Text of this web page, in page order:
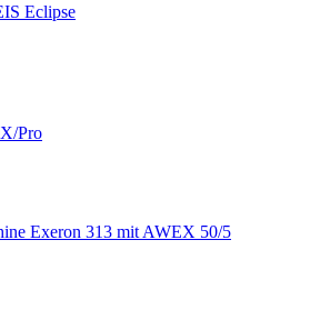
Eclipse
Pro
Exeron 313 mit AWEX 50/5